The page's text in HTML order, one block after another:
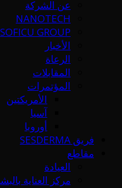
عن الشركة
NANOTECH
SOFICU GROUP
الأخبار
الرعاة
المقابلات
المؤتمرات
الأمريكتين
آسيا
أوروبا
فريق SESDERMA
مقاطع
العيادة
مركز العناية